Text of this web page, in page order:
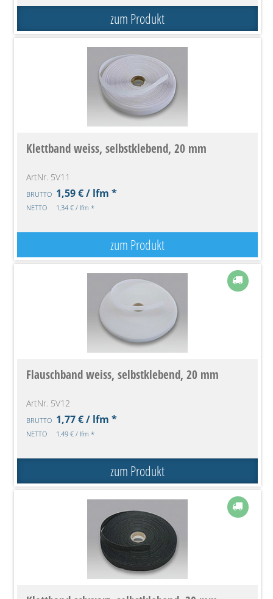
zum Produkt
Klettband weiss, selbstklebend, 20 mm
ArtNr. 5V11
BRUTTO 1,59 € / lfm *
NETTO 1,34 € / lfm *
zum Produkt
Flauschband weiss, selbstklebend, 20 mm
ArtNr. 5V12
BRUTTO 1,77 € / lfm *
NETTO 1,49 € / lfm *
zum Produkt